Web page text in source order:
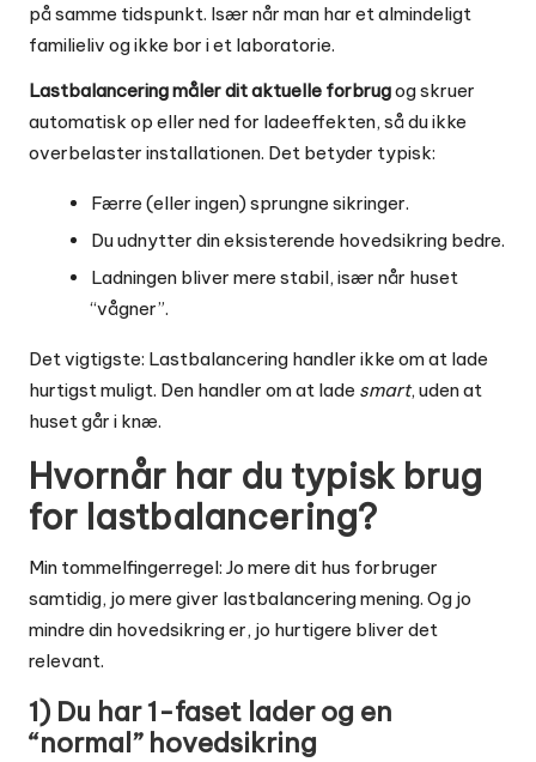
på samme tidspunkt. Især når man har et almindeligt
familieliv og ikke bor i et laboratorie.
Lastbalancering måler dit aktuelle forbrugog skruer
automatisk op eller ned for ladeeffekten, så du ikke
overbelaster installationen. Det betyder typisk:
Færre (eller ingen) sprungne sikringer.
Du udnytter din eksisterende hovedsikring bedre.
Ladningen bliver mere stabil, især når huset
“vågner”.
Det vigtigste: Lastbalancering handler ikke om at lade
hurtigst muligt. Den handler om at lade smart, uden at
huset går i knæ.
Hvornår har du typisk brug
for lastbalancering?
Min tommelfingerregel: Jo mere dit hus forbruger
samtidig, jo mere giver lastbalancering mening. Og jo
mindre din hovedsikring er, jo hurtigere bliver det
relevant.
1) Du har 1-faset lader og en
“normal” hovedsikring